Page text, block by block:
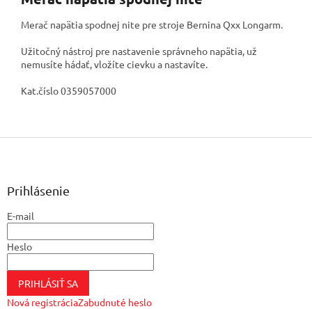
Merač napätia spodnej nite pre stroje Bernina Qxx Longarm.
Užitočný nástroj pre nastavenie správneho napätia, už
nemusíte hádať, vložíte cievku a nastavíte.
Kat.číslo 0359057000
Z
Prihlásenie
E-mail
Heslo
PRIHLÁSIŤ SA
Nová registráciaZabudnuté heslo